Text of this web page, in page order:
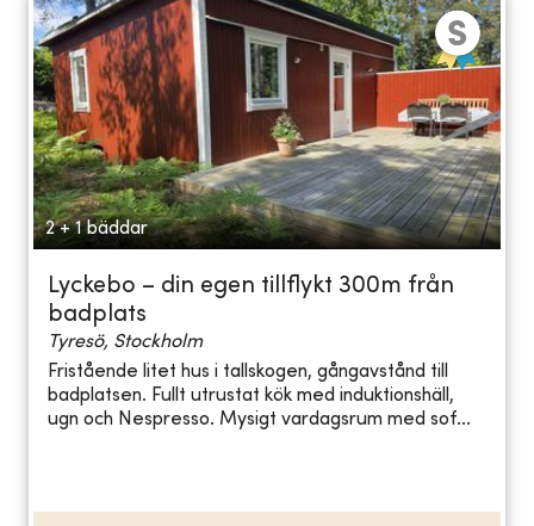
2 + 1 bäddar
Lyckebo – din egen tillflykt 300m från
badplats
Tyresö, Stockholm
Fristående litet hus i tallskogen, gångavstånd till
badplatsen. Fullt utrustat kök med induktionshäll,
ugn och Nespresso. Mysigt vardagsrum med sof...